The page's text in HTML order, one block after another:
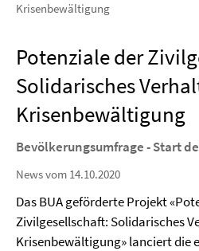
Krisenbewältigung
Potenziale der
Solidarisches
Krisenbewältigung
Bevölkerungsumfrage - Start
News vom 14.10.2020
Das BUA geförderte Projekt
Zivilgesellschaft: Solidarisches
Krisenbewältigung» lanciert die